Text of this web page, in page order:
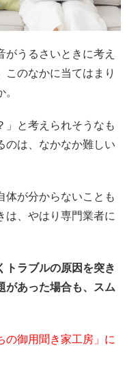
がうるさいときに考え
このなかに当てはまり
」と考えられそうなも
のは、なかなか難しい
体が分からないことも
は、やはり専門業者に
トラブルの原因を突き
があった場合も、スム
の御用聞き家工房」に